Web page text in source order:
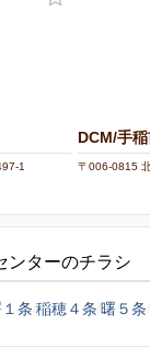
1
DCM/手
〒006-0815
ンターのチラシ
条 稲穂４条 曙５条